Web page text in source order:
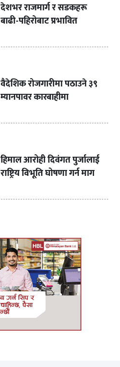
देशभर राजमार्ग र सडकहरू
बाढी-पहिरोबाट प्रभावित
वैदेशिक रोजगारीमा पठाउने ३९
म्यानपावर कारबाहीमा
हिमाल आरोही दिवंगत पुर्जालाई
राष्ट्रिय विभूति घोषणा गर्न माग